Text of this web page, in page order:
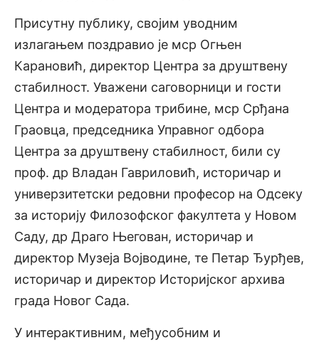
Присутну публику, својим уводним
излагањем поздравио је мср Огњен
Карановић, директор Центра за друштвену
стабилност. Уважени саговорници и гости
Центра и модератора трибине, мср Срђана
Граовца, председника Управног одбора
Центра за друштвену стабилност, били су
проф. др Владан Гавриловић, историчар и
универзитетски редовни професор на Одсеку
за историју Филозофског факултета у Новом
Саду, др Драго Његован, историчар и
директор Музеја Војводине, те Петар Ђурђев,
историчар и директор Историјског архива
града Новог Сада.
У интерактивним, међусобним и